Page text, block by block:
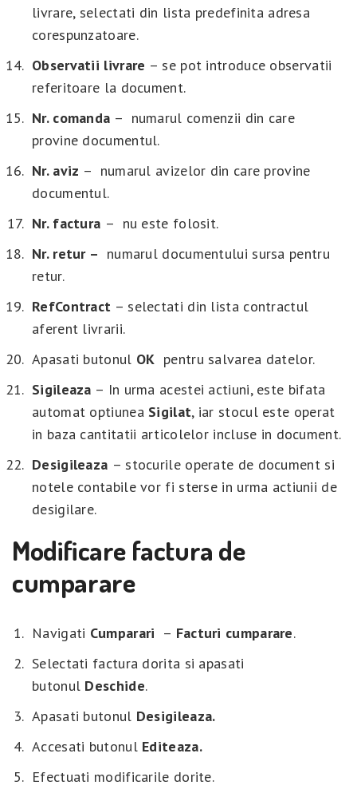
livrare, selectati din lista predefinita adresa
corespunzatoare.
Observatii livrare – se pot introduce observatii
referitoare la document.
Nr. comanda – numarul comenzii din care
provine documentul.
Nr. aviz – numarul avizelor din care provine
documentul.
Nr. factura – nu este folosit.
Nr. retur – numarul documentului sursa pentru
retur.
RefContract – selectati din lista contractul
aferent livrarii.
Apasati butonul OK pentru salvarea datelor.
Sigileaza – In urma acestei actiuni, este bifata
automat optiunea Sigilat, iar stocul este operat
in baza cantitatii articolelor incluse in document.
Desigileaza – stocurile operate de document si
notele contabile vor fi sterse in urma actiunii de
desigilare.
Modificare factura de
cumparare
Navigati Cumparari – Facturi cumparare.
Selectati factura dorita si apasati
butonul Deschide.
Apasati butonul Desigileaza.
Accesati butonul Editeaza.
Efectuati modificarile dorite.